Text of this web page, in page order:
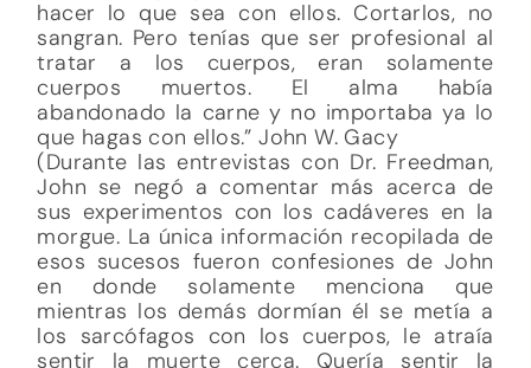
hacer lo que sea con ellos. Cortarlos, no
sangran. Pero tenías que ser profesional al
tratar a los cuerpos, eran solamente
cuerpos muertos. El alma había
abandonado la carne y no importaba ya lo
que hagas con ellos.” John W. Gacy
(Durante las entrevistas con Dr. Freedman,
John se negó a comentar más acerca de
sus experimentos con los cadáveres en la
morgue. La única información recopilada de
esos sucesos fueron confesiones de John
en donde solamente menciona que
mientras los demás dormían él se metía a
los sarcófagos con los cuerpos, le atraía
sentir la muerte cerca. Quería sentir la